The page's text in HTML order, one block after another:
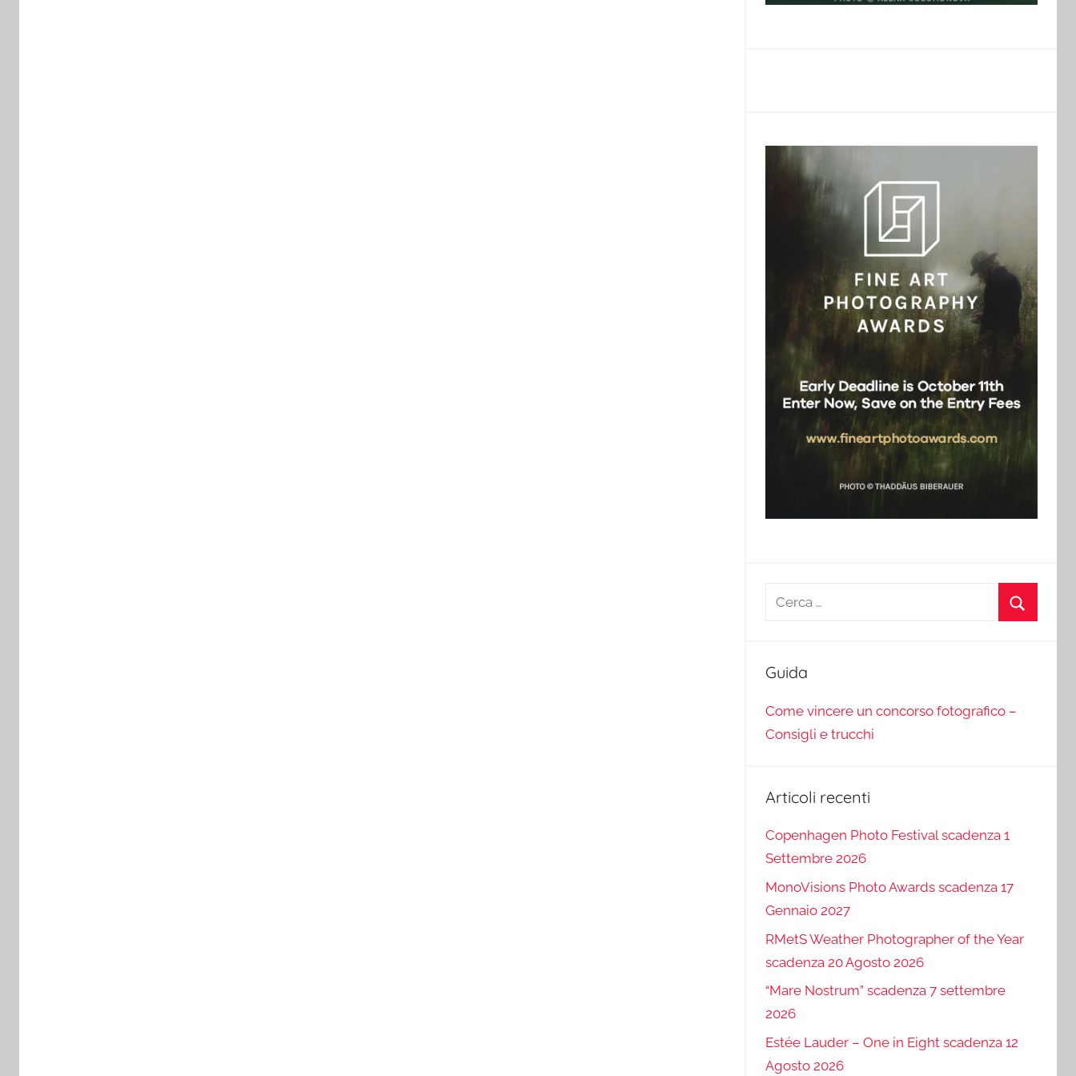
Ricerca
Guida
Come vincere un concorso fotografico –
Consigli e trucchi
Articoli recenti
Copenhagen Photo Festival scadenza 1
Settembre 2026
MonoVisions Photo Awards scadenza 17
Gennaio 2027
RMetS Weather Photographer of the Year
scadenza 20 Agosto 2026
“Mare Nostrum” scadenza 7 settembre
2026
Estée Lauder – One in Eight scadenza 12
Agosto 2026